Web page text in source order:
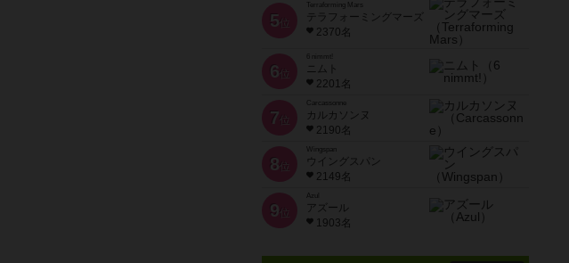
5 位
Terraforming Mars
テラフォーミングマーズ
2370名
6 位
ニムト
2201名
7 位
Carcassonne
カルカソンヌ
2190名
8 位
Wingspan
ウイングスパン
2149名
9 位
Azul
アズール
1903名